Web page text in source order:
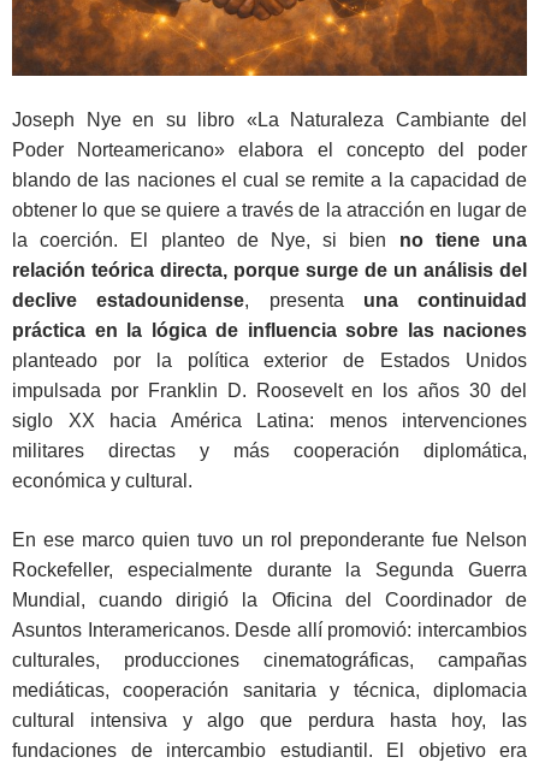
Joseph Nye en su libro «La Naturaleza Cambiante del
Poder Norteamericano» elabora el concepto del poder
blando de las naciones el cual se remite a la capacidad de
obtener lo que se quiere a través de la atracción en lugar de
la coerción. El planteo de Nye, si bien no tiene una
relación teórica directa, porque surge de un análisis del
decliveestadounidense, presenta una continuidad
práctica en la lógica de influencia sobre las naciones
planteado por la política exterior de Estados Unidos
impulsada por Franklin D. Roosevelt en los años 30 del
siglo XX hacia América Latina: menos intervenciones
militares directas y más cooperación diplomática,
económica y cultural.
En ese marco quien tuvo un rol preponderante fue Nelson
Rockefeller, especialmente durante la Segunda Guerra
Mundial, cuando dirigió la Oficina del Coordinador de
Asuntos Interamericanos. Desde allí promovió: intercambios
culturales, producciones cinematográficas, campañas
mediáticas, cooperación sanitaria y técnica, diplomacia
cultural intensiva y algo que perdura hasta hoy, las
fundaciones de intercambio estudiantil. El objetivo era